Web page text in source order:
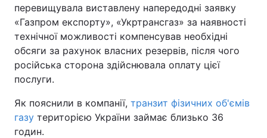
перевищувала виставлену напередодні заявку
«Газпром експорту», «Укртрансгаз» за наявності
технічної можливості компенсував необхідні
обсяги за рахунок власних резервів, після чого
російська сторона здійснювала оплату цієї
послуги.
Як пояснили в компанії, транзит фізичних об'ємів
газу територією України займає близько 36
годин.